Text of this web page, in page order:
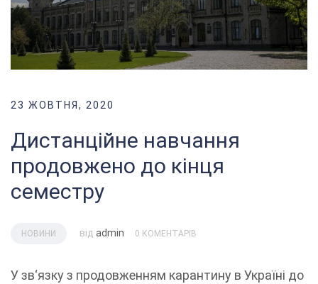
23 ЖОВТНЯ, 2020
Дистанційне навчання
продовжено до кінця
семестру
НОВИНИ від admin 0 КОМЕНТАРІВ
У зв‘язку з продовженням карантину в Україні до